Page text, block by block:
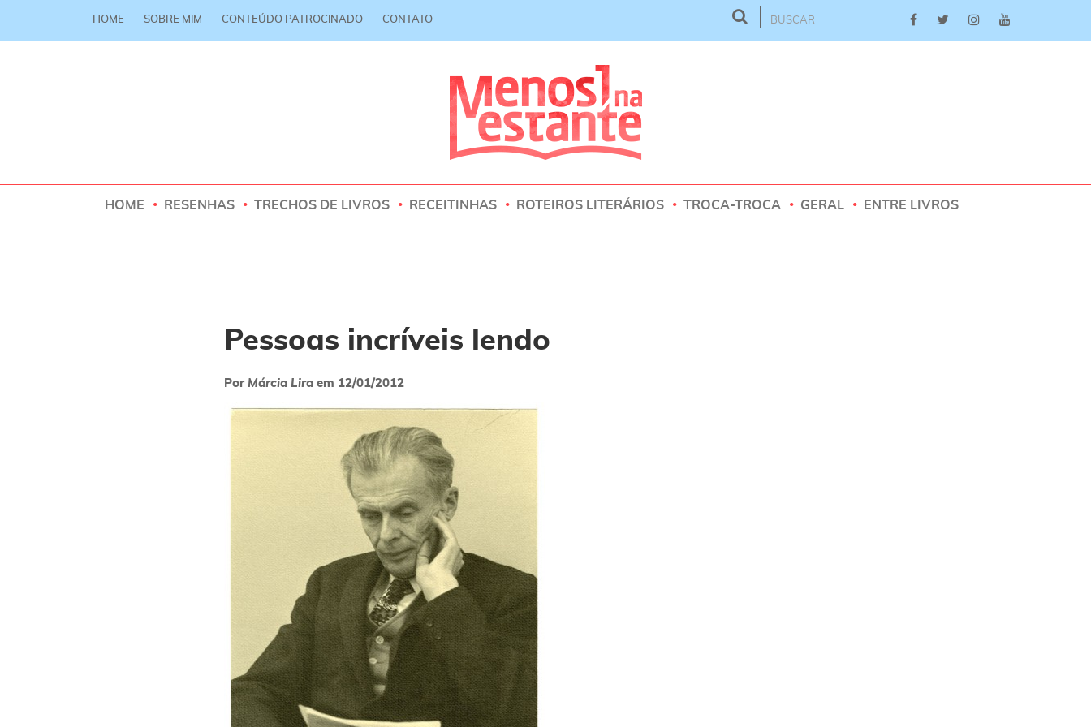
HOME SOBRE MIM CONTEÚDO PATROCINADO CONTATO
HOME RESENHAS TRECHOS DE LIVROS RECEITINHAS ROTEIROS LITERÁRIOS TROCA-TROCA GERAL ENTRE LIVROS
Pessoas incríveis lendo
Por Márcia Lira em 12/01/2012